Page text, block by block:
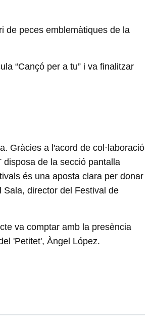
de peces emblemàtiques de la
“Cançó per a tu” i va finalitzar
Gràcies a l'acord de col·laboració
de la secció pantalla
és una aposta clara per donar
director del Festival de
va comptar amb la presència
'Petitet', Àngel López.